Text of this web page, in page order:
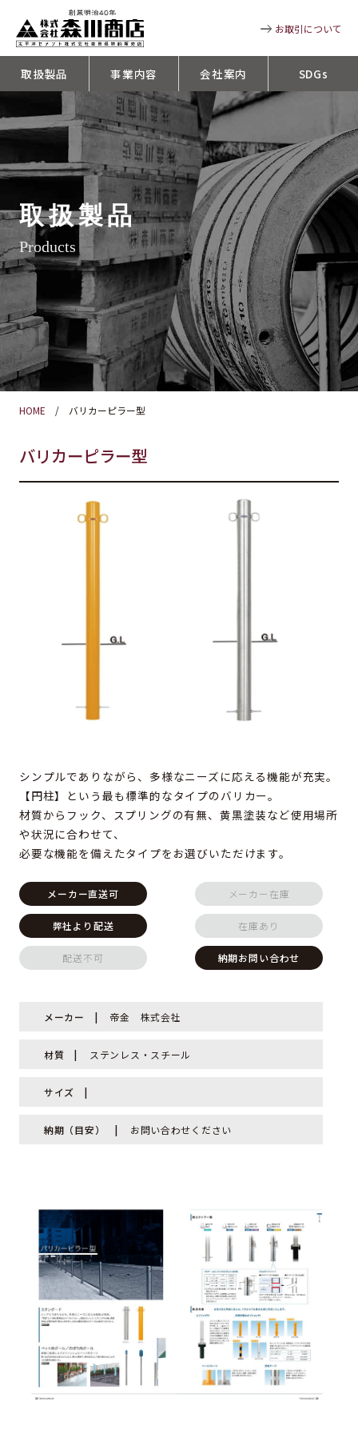
取扱製品 事業内容 会社案内 SDGs
お取引について
取扱製品
Products
HOME バリカーピラー型
バリカーピラー型
シンプルでありながら、多様なニーズに応える機能が充実。
【円柱】という最も標準的なタイプのバリカー。
材質からフック、スプリングの有無、黄黒塗装など使用場所
や状況に合わせて、
必要な機能を備えたタイプをお選びいただけます。
メーカー直送可 メーカー在庫
弊社より配送 在庫あり
配送不可 納期お問い合わせ
メーカー 帝金 株式会社
材質 ステンレス・スチール
サイズ
納期（目安） お問い合わせください